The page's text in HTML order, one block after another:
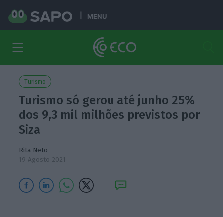
MENU
Turismo
Turismo só gerou até junho 25%
dos 9,3 mil milhões previstos por
Siza
Rita Neto
19 Agosto 2021